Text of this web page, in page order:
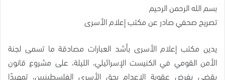
بسم الله الرحمن الرحيم
تصريح صحفي صادر عن مكتب إعلام الأسرى
يدين مكتب إعلام الأسرى بأشد العبارات مصادقة ما تسمى لجنة
الأمن القومي في الكنيست الإسرائيلي، الليلة، على مشروع قانون
يقضي بفرض عقوبة الإعدام بحق الأسرى الفلسطينيين، تمهيدًا